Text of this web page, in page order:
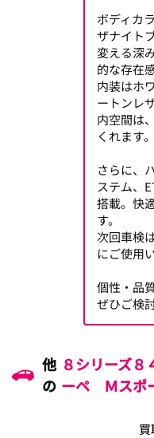
ボディカ
ザナイト
変える深
的な存在
内装はホ
ートンレ
内空間は
くれます。
さらに、
ステム、
搭載。快
す。
次回車検
にご使用
個性・品
ぜひご検
他
の
８シリーズ
ーペ Ｍスポ